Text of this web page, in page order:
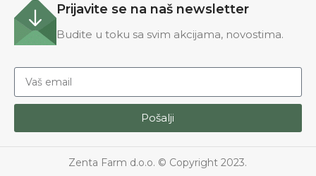
Prijavite se na naš newsletter
Budite u toku sa svim akcijama, novostima.
Pošalji
Zenta Farm d.o.o. © Copyright 2023.